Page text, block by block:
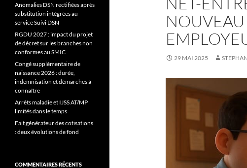
NOUVEAU
29 MAI 2025
Anomalies DSN rectifiées après
substitution intégrées au
service Suivi DSN
RGDU 2027 : impact du projet
de décret sur les branches non
conformes au SMIC
Congé supplémentaire de
naissance 2026 : durée,
indemnisation et démarches à
connaître
Arrêts maladie et IJSS AT/MP
limités dans le temps
Fait générateur des cotisations
: deux évolutions de fond
COMMENTAIRES RÉCENTS